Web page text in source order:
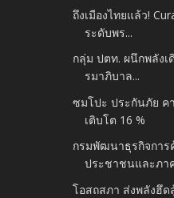
ถึงเมืองไทยแล้ว!
ระดับพร...
กลุ่ม ปตท. ผนึกพลัง
รมาภิบาล...
ซมโปะ ประกันภัย ค
เติบโต 16 %
กรมพัฒนาธุรกิจกา
ประชาชนและภา
โอสถสภา ส่งพลังฮึ